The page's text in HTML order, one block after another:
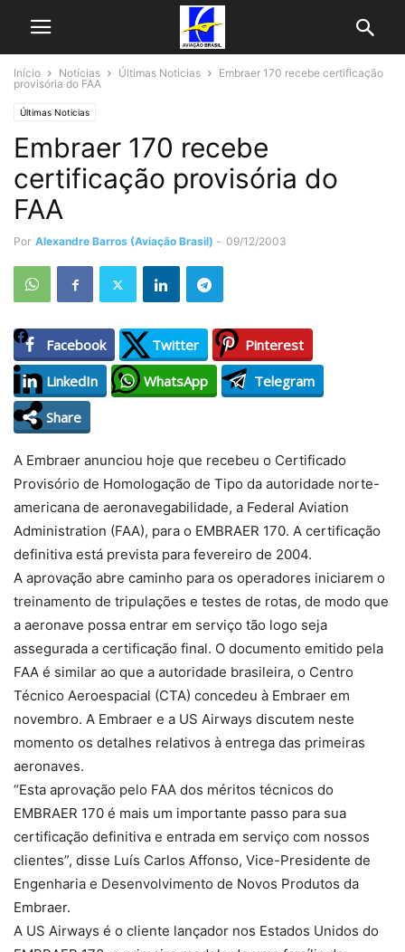
Início Notícias Últimas Noticias
Embraer 170 recebe certificação
provisória do FAA
Últimas Noticias
Embraer 170 recebe
certificação provisória do
FAA
Por Alexandre Barros (Aviação Brasil) - 09/12/2003
Facebook Twitter
Pinterest
LinkedIn
WhatsApp
Telegram
Share
A Embraer anunciou hoje que recebeu o Certificado
Provisório de Homologação de Tipo da autoridade norte-
americana de aeronavegabilidade, a Federal Aviation
Administration (FAA), para o EMBRAER 170. A certificação
definitiva está prevista para fevereiro de 2004.
A aprovação abre caminho para os operadores iniciarem o
treinamento de tripulações e testes de rotas, de modo que
a aeronave possa entrar em serviço tão logo seja
assegurada a certificação final. O documento emitido pela
FAA é similar ao que a autoridade brasileira, o Centro
Técnico Aeroespacial (CTA) concedeu à Embraer em
novembro. A Embraer e a US Airways discutem neste
momento os detalhes relativos à entrega das primeiras
aeronaves.
“Esta aprovação pelo FAA dos méritos técnicos do
EMBRAER 170 é mais um importante passo para sua
certificação definitiva e entrada em serviço com nossos
clientes”, disse Luís Carlos Affonso, Vice-Presidente de
Engenharia e Desenvolvimento de Novos Produtos da
Embraer.
A US Airways é o cliente lançador nos Estados Unidos do